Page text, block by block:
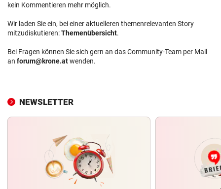
kein Kommentieren mehr möglich.
Wir laden Sie ein, bei einer aktuelleren themenrelevanten Story
mitzudiskutieren:Themenübersicht.
Bei Fragen können Sie sich gern an das Community-Team per Mail
an forum@krone.atwenden.
NEWSLETTER